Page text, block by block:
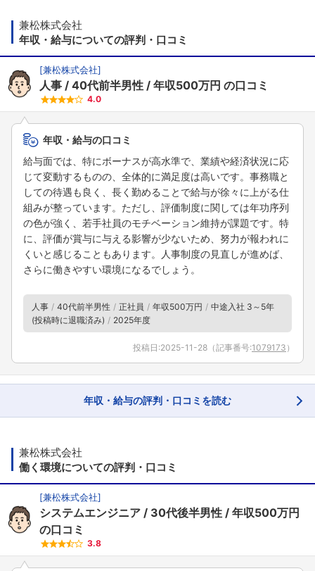
兼松株式会社
年収・給与についての評判・口コミ
[兼松株式会社]
人事 40代前半男性 年収500万円 の口コミ
4.0
年収・給与の口コミ
給与面では、特にボーナスが高水準で、業績や経済状況に応
じて変動するものの、全体的に満足度は高いです。事務職と
しての待遇も良く、長く勤めることで給与が徐々に上がる仕
組みが整っています。ただし、評価制度に関しては年功序列
の色が強く、若手社員のモチベーション維持が課題です。特
に、評価が賞与に与える影響が少ないため、努力が報われに
くいと感じることもあります。人事制度の見直しが進めば、
さらに働きやすい環境になるでしょう。
人事 40代前半男性 正社員 年収500万円
中途入社 3～5年
(投稿時に退職済み)
2025年度
投稿日:2025-11-28 （記事番号:1079173 ）
年収・給与の評判・口コミを読む
兼松株式会社
働く環境についての評判・口コミ
[兼松株式会社]
システムエンジニア 30代後半男性
年収500万円
の口コミ
3.8